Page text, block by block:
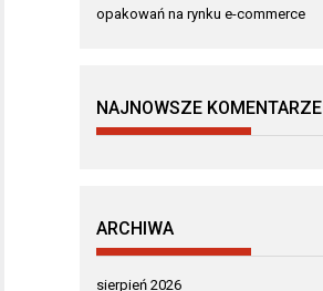
opakowań na rynku e-commerce
NAJNOWSZE KOMENTARZE
ARCHIWA
sierpień 2026